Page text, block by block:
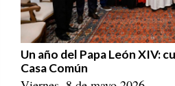
Un año del Papa León XIV:
Casa Común
Viernes, 8 de mayo 2026